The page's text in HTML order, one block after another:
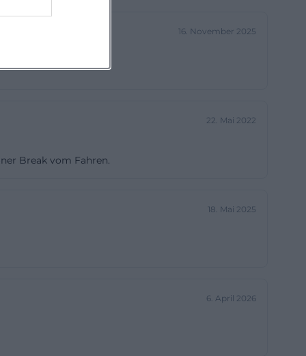
eher das
der
eine
am Morgen
16. November 2025
22. Mai 2022
Break vom Fahren.
18. Mai 2025
6. April 2026